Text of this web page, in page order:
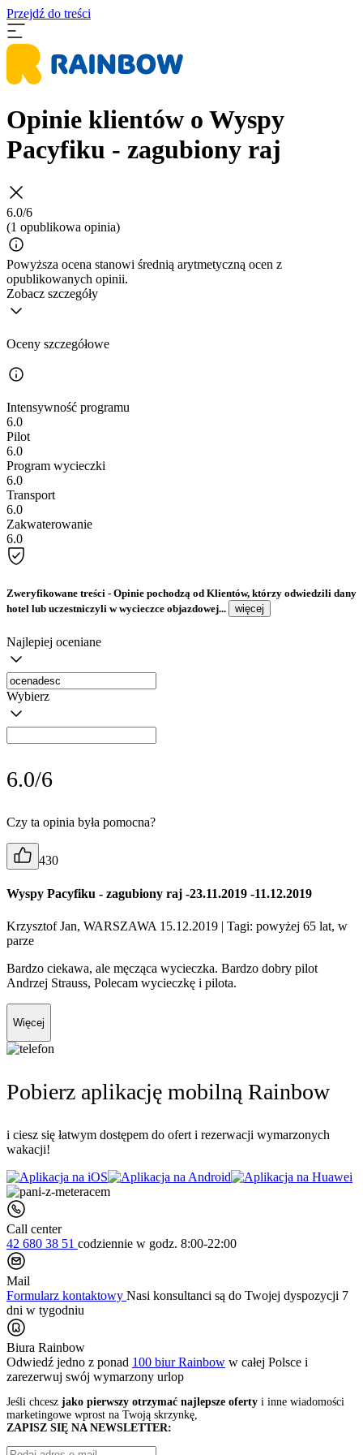
Przejdź do treści
Opinie klientów o Wyspy
Pacyfiku - zagubiony raj
6.0/6
(1 opublikowa opinia)
Powyższa ocena stanowi średnią arytmetyczną ocen z
opublikowanych opinii.
Zobacz szczegóły
Oceny szczegółowe
Intensywność programu
6.0
Pilot
6.0
Program wycieczki
6.0
Transport
6.0
Zakwaterowanie
6.0
Zweryfikowane treści - Opinie pochodzą od Klientów, którzy odwiedzili dany
hotel lub uczestniczyli w wycieczce objazdowej...
więcej
Najlepiej oceniane
Wybierz
6.0/6
Czy ta opinia była pomocna?
430
Wyspy Pacyfiku - zagubiony raj -23.11.2019 -11.12.2019
Krzysztof Jan, WARSZAWA 15.12.2019 | Tagi: powyżej 65 lat, w
parze
Bardzo ciekawa, ale męcząca wycieczka. Bardzo dobry pilot
Andrzej Strauss, Polecam wycieczkę i pilota.
Więcej
Pobierz aplikację mobilną Rainbow
i ciesz się łatwym dostępem do ofert i rezerwacji wymarzonych
wakacji!
Call center
42 680 38 51 codziennie w godz. 8:00-22:00
Mail
Formularz kontaktowy Nasi konsultanci są do Twojej dyspozycji 7
dni w tygodniu
Biura Rainbow
Odwiedź jedno z ponad 100 biur Rainbow w całej Polsce i
zarezerwuj swój wymarzony urlop
Jeśli chcesz jako pierwszy otrzymać najlepsze oferty i inne wiadomości
marketingowe wprost na Twoją skrzynkę,
ZAPISZ SIĘ NA NEWSLETTER: